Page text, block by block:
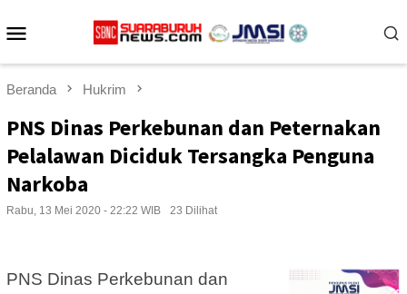
ke
Beranda Hukrim
PNS Dinas Perkebunan dan Peternakan
Pelalawan Diciduk Tersangka Penguna
Narkoba
Rabu, 13 Mei 2020 - 22:22 WIB 23 Dilihat
PNS Dinas Perkebunan dan